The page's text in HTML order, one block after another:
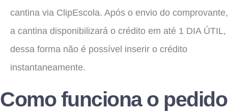
cantina via ClipEscola. Após o envio do comprovante,
a cantina disponibilizará o crédito em até 1 DIA ÚTIL,
dessa forma não é possível inserir o crédito
instantaneamente.
Como funciona o pedido